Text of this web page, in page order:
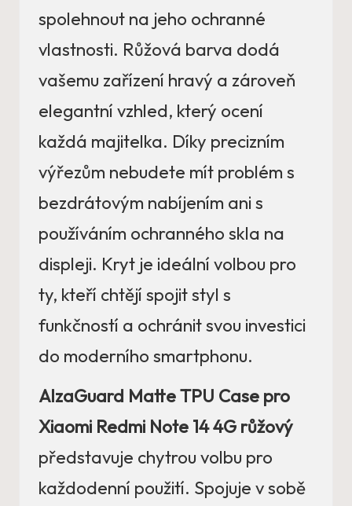
spolehnout na jeho ochranné
vlastnosti. Růžová barva dodá
vašemu zařízení hravý a zároveň
elegantní vzhled, který ocení
každá majitelka. Díky precizním
výřezům nebudete mít problém s
bezdrátovým nabíjením ani s
používáním ochranného skla na
displeji. Kryt je ideální volbou pro
ty, kteří chtějí spojit styl s
funkčností a ochránit svou investici
do moderního smartphonu.
AlzaGuard Matte TPU Case pro
Xiaomi Redmi Note 14 4G růžový
představuje chytrou volbu pro
každodenní použití. Spojuje v sobě